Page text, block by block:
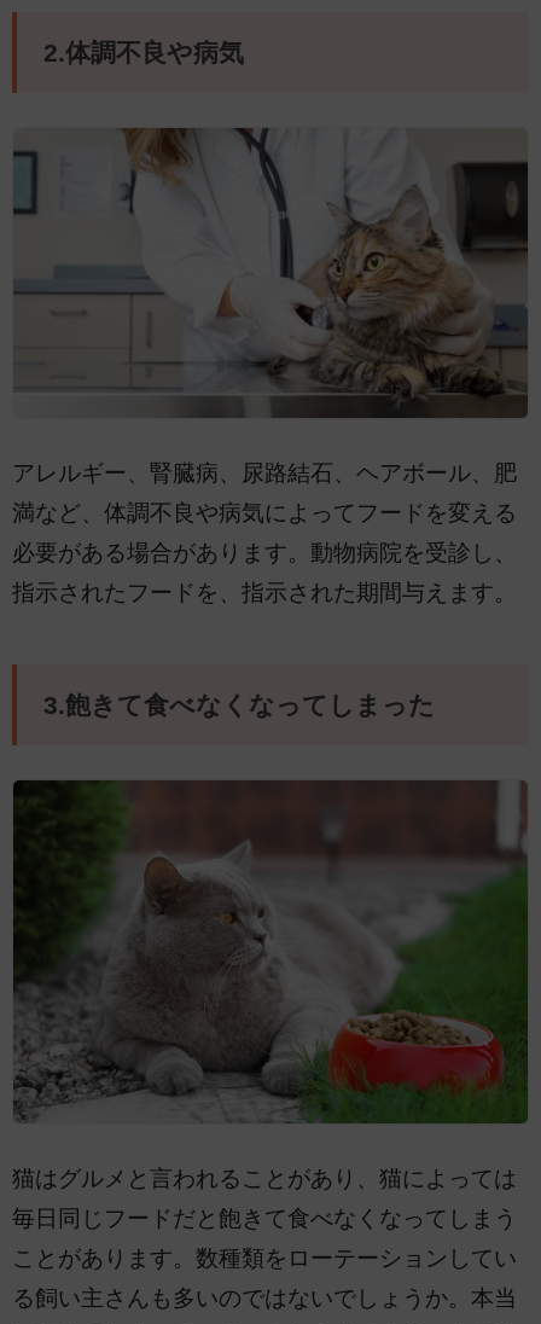
2.体調不良や病気
アレルギー、腎臓病、尿路結石、ヘアボール、肥
満など、体調不良や病気によってフードを変える
必要がある場合があります。動物病院を受診し、
指示されたフードを、指示された期間与えます。
3.飽きて食べなくなってしまった
猫はグルメと言われることがあり、猫によっては
毎日同じフードだと飽きて食べなくなってしまう
ことがあります。数種類をローテーションしてい
る飼い主さんも多いのではないでしょうか。本当